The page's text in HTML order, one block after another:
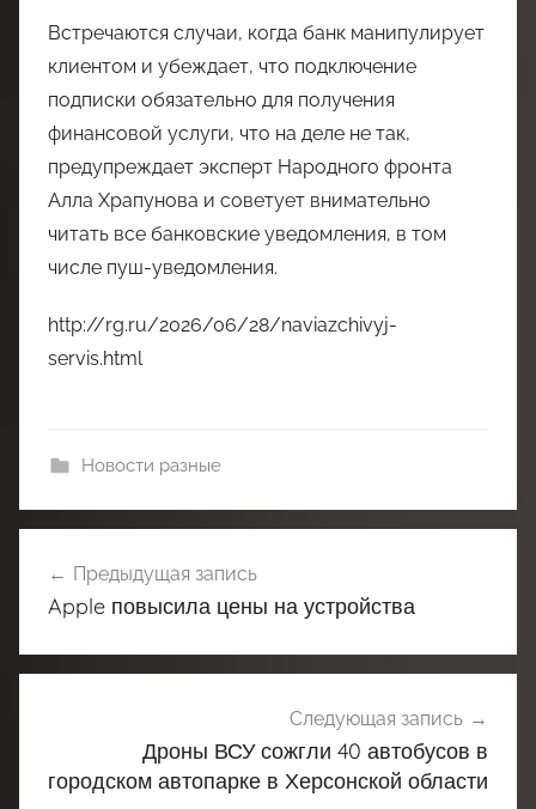
Встречаются случаи, когда банк манипулирует
клиентом и убеждает, что подключение
подписки обязательно для получения
финансовой услуги, что на деле не так,
предупреждает эксперт Народного фронта
Алла Храпунова и советует внимательно
читать все банковские уведомления, в том
числе пуш-уведомления.
http://rg.ru/2026/06/28/naviazchivyj-
servis.html
Новости разные
по
Предыдущая запись
Apple повысила цены на устройства
Следующая запись
Дроны ВСУ сожгли 40 автобусов в
городском автопарке в Херсонской области